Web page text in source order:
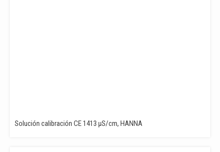
Solución calibración CE 1413 µS/cm, HANNA